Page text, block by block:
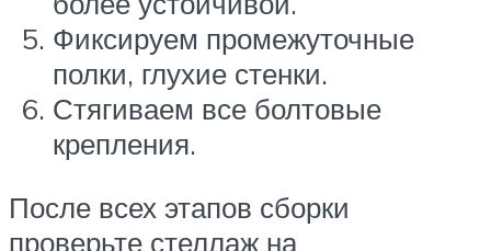
Фиксируем промежуточные
полки, глухие стенки.
Стягиваем все болтовые
крепления.
После всех этапов сборки
проверьте стеллаж на